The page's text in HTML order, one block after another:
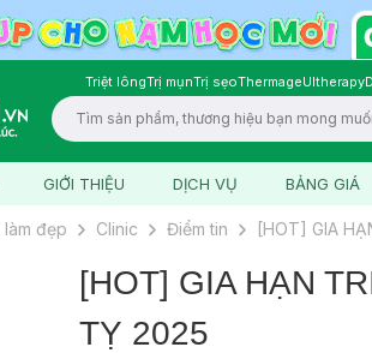
Triệt lôngTrị mụnTrị sẹoThermageUltherapy
GIỚI THIỆU DỊCH VỤ BẢNG GIÁ
làm đẹp Clinic Điểm tin [HOT] GIA
[HOT] GIA HẠN
TỴ 2025